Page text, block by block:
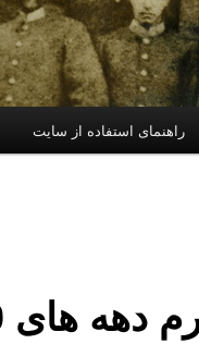
راهنمای استفاده از سایت
های 20 و 30 خورشیدی